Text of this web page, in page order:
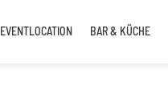
EVENTLOCATION BAR & KÜCHE